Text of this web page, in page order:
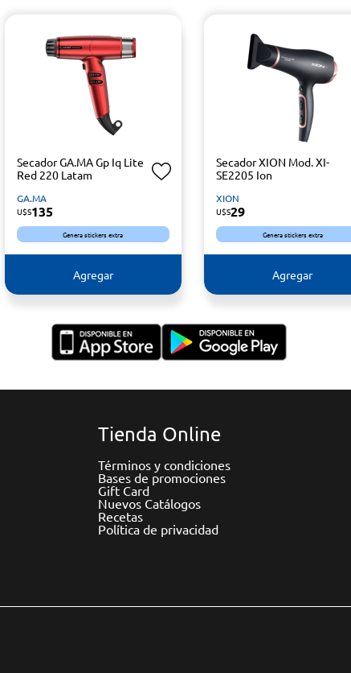
Secador GA.MA Gp Iq Lite
Red 220 Latam
GA.MA
U$S135
Genera stickers extra
Agregar
Secador XION Mod. XI-
SE2205 Ion
XION
U$S29
Genera stickers extra
Agregar
Tienda Online
Términos y condiciones
Bases de promociones
Gift Card
Nuevos Catálogos
Recetas
Política de privacidad